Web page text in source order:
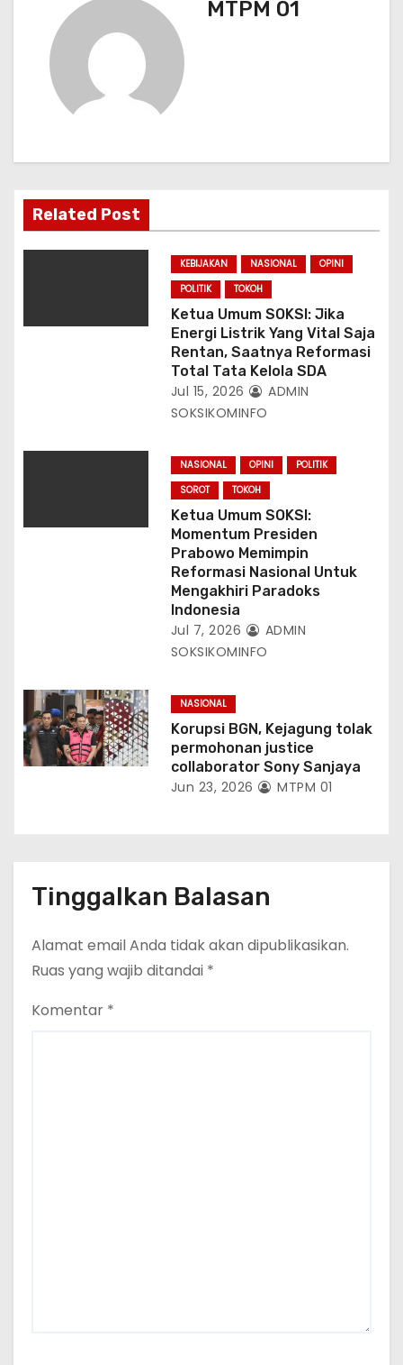
MTPM 01
Related Post
KEBIJAKAN NASIONAL
OPINI
POLITIK
TOKOH
Ketua Umum SOKSI: Jika
Energi Listrik Yang Vital Saja
Rentan, Saatnya Reformasi
Total Tata Kelola SDA
Jul 15, 2026
ADMIN
SOKSIKOMINFO
NASIONAL OPINI
POLITIK
SOROT
TOKOH
Ketua Umum SOKSI:
Momentum Presiden
Prabowo Memimpin
Reformasi Nasional Untuk
Mengakhiri Paradoks
Indonesia
Jul 7, 2026
ADMIN
SOKSIKOMINFO
NASIONAL
Korupsi BGN, Kejagung tolak
permohonan justice
collaborator Sony Sanjaya
Jun 23, 2026 MTPM 01
Tinggalkan Balasan
Alamat email Anda tidak akan dipublikasikan.
Ruas yang wajib ditandai *
Komentar *